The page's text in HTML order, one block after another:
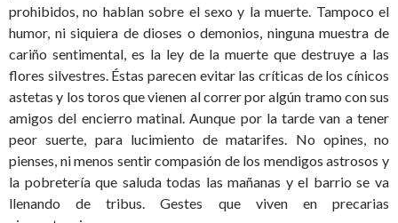
prohibidos, no hablan sobre el sexo y la muerte. Tampoco el
humor, ni siquiera de dioses o demonios, ninguna muestra de
cariño sentimental, es la ley de la muerte que destruye a las
flores silvestres. Éstas parecen evitar las críticas de los cínicos
astetas y los toros que vienen al correr por algún tramo con sus
amigos del encierro matinal. Aunque por la tarde van a tener
peor suerte, para lucimiento de matarifes. No opines, no
pienses, ni menos sentir compasión de los mendigos astrosos y
la pobretería que saluda todas las mañanas y el barrio se va
llenando de tribus. Gestes que viven en precarias